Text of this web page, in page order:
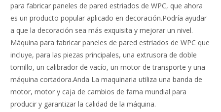
para fabricar paneles de pared estriados de WPC, que ahora
es un producto popular aplicado en decoración.Podría ayudar
a que la decoración sea más exquisita y mejorar un nivel.
Máquina para fabricar paneles de pared estriados de WPC que
incluye, para las piezas principales, una extrusora de doble
tornillo, un calibrador de vacío, un motor de transporte y una
máquina cortadora.Anda La maquinaria utiliza una banda de
motor, motor y caja de cambios de fama mundial para
producir y garantizar la calidad de la máquina.